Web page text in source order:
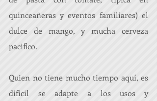
quinceañeras y eventos familiares) el
dulce de mango, y mucha cerveza
pacifico.
Quien no tiene mucho tiempo aquí, es
difícil se adapte a los usos y